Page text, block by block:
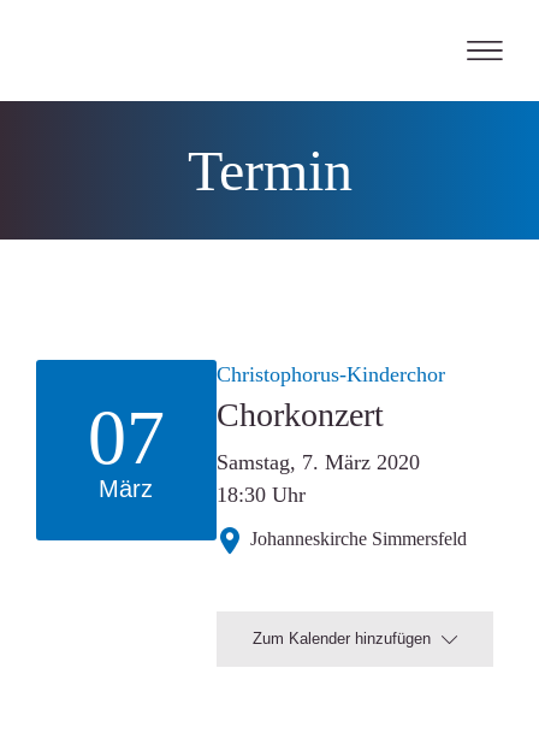
content
Termin
07
März
Christophorus-Kinderchor
Chorkonzert
Samstag, 7. März 2020
18:30 Uhr
Johanneskirche Simmersfeld
Zum Kalender hinzufügen